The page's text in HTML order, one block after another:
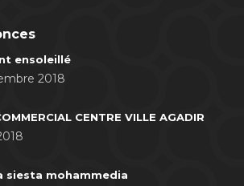
ensoleillé
2018
CENTRE VILLE AGADIR
siesta mohammedia